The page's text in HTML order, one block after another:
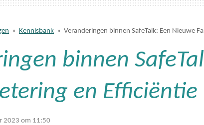
» Kennisbank » Veranderingen binnen SafeTalk: Een Nieuwe
binnen
en Efficiëntie
2023 om 11:50